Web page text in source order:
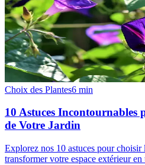
Choix des Plantes6 min
10 Astuces Incontournables
de Votre Jardin
Explorez nos 10 astuces pour choisir
transformer votre espace extérieur